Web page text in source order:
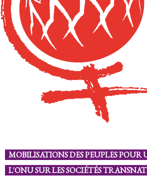
MOBILISATIONS DES PEUPLES
L'ONU SUR LES SOCIÉTÉS